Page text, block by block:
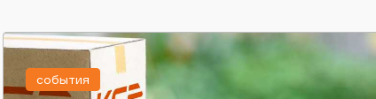
события